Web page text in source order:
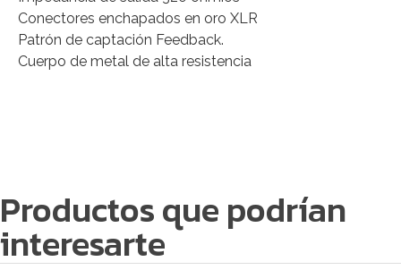
Conectores enchapados en oro XLR
Patrón de captación Feedback.
Cuerpo de metal de alta resistencia
Productos que podrían
interesarte